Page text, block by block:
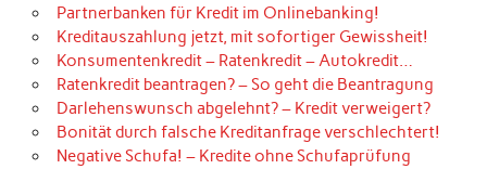
Partnerbanken für Kredit im Onlinebanking!
Kreditauszahlung jetzt, mit sofortiger Gewissheit!
Konsumentenkredit – Ratenkredit – Autokredit…
Ratenkredit beantragen? – So geht die Beantragung
Darlehenswunsch abgelehnt? – Kredit verweigert?
Bonität durch falsche Kreditanfrage verschlechtert!
Negative Schufa! – Kredite ohne Schufaprüfung